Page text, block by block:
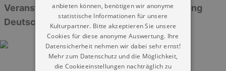
Veranstaltungen: „Mineralogische Sammlung
Deutschland im Krügerhaus“
anbieten können, benötigen wir anonyme
statistische Informationen für unsere
Kulturpartner. Bitte akzeptieren Sie unsere
Cookies für diese anonyme Auswertung. Ihre
Datensicherheit nehmen wir dabei sehr ernst!
Mehr zum Datenschutz und die Möglichkeit,
die Cookieeinstellungen nachträglich zu